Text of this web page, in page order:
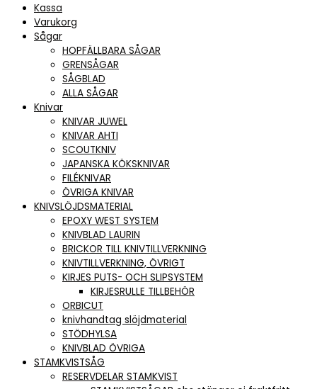
Kassa
Varukorg
Sågar
HOPFÄLLBARA SÅGAR
GRENSÅGAR
SÅGBLAD
ALLA SÅGAR
Knivar
KNIVAR JUWEL
KNIVAR AHTI
SCOUTKNIV
JAPANSKA KÖKSKNIVAR
FILÉKNIVAR
ÖVRIGA KNIVAR
KNIVSLÖJDSMATERIAL
EPOXY WEST SYSTEM
KNIVBLAD LAURIN
BRICKOR TILL KNIVTILLVERKNING
KNIVTILLVERKNING, ÖVRIGT
KIRJES PUTS- OCH SLIPSYSTEM
KIRJESRULLE TILLBEHÖR
ORBICUT
knivhandtag slöjdmaterial
STÖDHYLSA
KNIVBLAD ÖVRIGA
STAMKVISTSÅG
RESERVDELAR STAMKVIST